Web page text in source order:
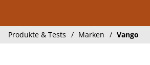
Produkte & Tests Marken Vango